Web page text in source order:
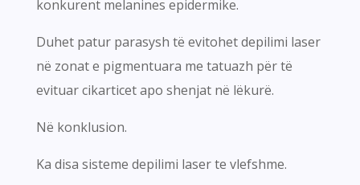
konkurent melanines epidermike.
Duhet patur parasysh të evitohet depilimi laser
në zonat e pigmentuara me tatuazh për të
evituar cikarticet apo shenjat në lëkurë.
Në konklusion.
Ka disa sisteme depilimi laser te vlefshme.